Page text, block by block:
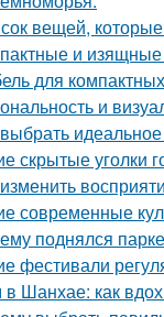
вещей,
и
для
и
скрытые уголки
современные
поднялся
фестивали
Шанхае: как